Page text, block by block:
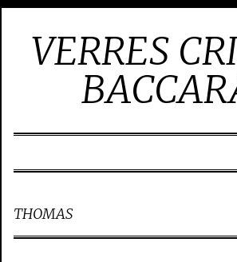
VERRES
THOMAS